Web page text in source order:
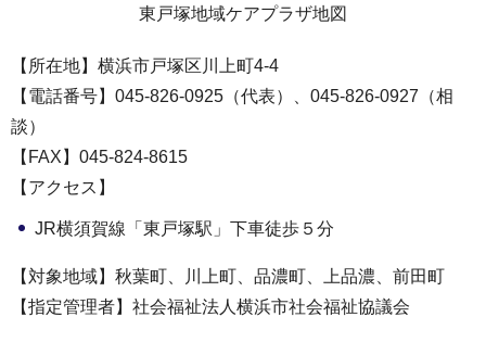
東戸塚地域ケアプラザ地図
【所在地】横浜市戸塚区川上町4-4
【電話番号】045-826-0925（代表）、045-826-0927（相
談）
【FAX】045-824-8615
【アクセス】
JR横須賀線「東戸塚駅」下車徒歩５分
【対象地域】秋葉町、川上町、品濃町、上品濃、前田町
【指定管理者】社会福祉法人横浜市社会福祉協議会